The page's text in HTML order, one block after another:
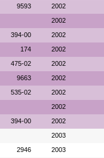
9593 2002
2002
394-00 2002
174 2002
475-02 2002
9663 2002
535-02 2002
2002
394-00 2002
2003
2946 2003